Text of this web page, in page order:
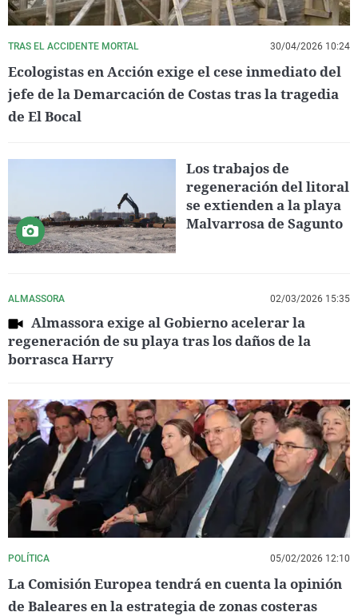
TRAS EL ACCIDENTE MORTAL 30/04/2026 10:24
Ecologistas en Acción exige el cese inmediato del
jefe de la Demarcación de Costas tras la tragedia
de El Bocal
Los trabajos de
regeneración del litoral
se extienden a la playa
Malvarrosa de Sagunto
ALMASSORA 02/03/2026 15:35
Almassora exige al Gobierno acelerar la
regeneración de su playa tras los daños de la
borrasca Harry
POLÍTICA 05/02/2026 12:10
La Comisión Europea tendrá en cuenta la opinión
de Baleares en la estrategia de zonas costeras